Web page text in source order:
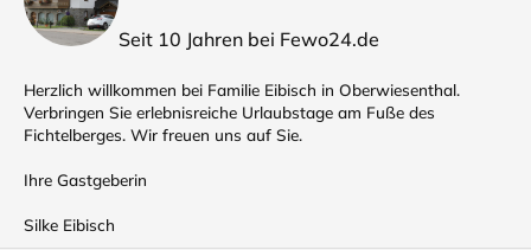
Seit 10 Jahren bei Fewo24.de
Herzlich willkommen bei Familie Eibisch in Oberwiesenthal.
Verbringen Sie erlebnisreiche Urlaubstage am Fuße des
Fichtelberges. Wir freuen uns auf Sie.
Ihre Gastgeberin
Silke Eibisch